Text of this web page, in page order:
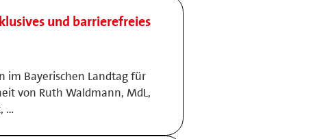
und barrierefreies
im Bayerischen Landtag für
von Ruth Waldmann, MdL,
…